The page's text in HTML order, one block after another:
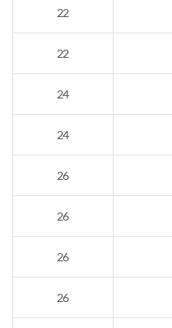
22
22
24
24
26
26
26
26